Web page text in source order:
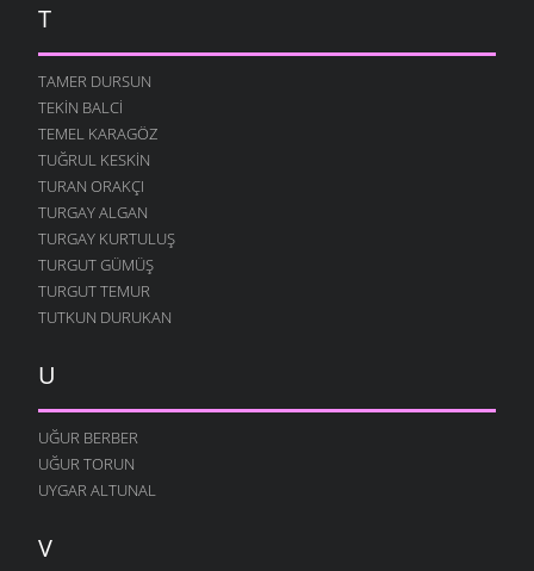
T
TAMER DURSUN
TEKIN BALCI
TEMEL KARAGÖZ
TUĞRUL KESKIN
TURAN ORAKÇI
TURGAY ALGAN
TURGAY KURTULUŞ
TURGUT GÜMÜŞ
TURGUT TEMUR
TUTKUN DURUKAN
U
UĞUR BERBER
UĞUR TORUN
UYGAR ALTUNAL
V